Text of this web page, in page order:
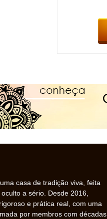
casa de tradição viva, feita
a sério. Desde 2016,
e prática real, com uma
por membros com décadas